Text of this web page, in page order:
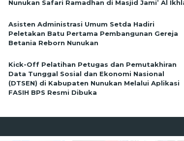
Nunukan Safari Ramadhan di Masjid Jami’ Al
Asisten Administrasi Umum Setda Hadiri
Peletakan Batu Pertama Pembangunan Gereja
Betania Reborn Nunukan
Kick-Off Pelatihan Petugas dan Pemutakhiran
Data Tunggal Sosial dan Ekonomi Nasional
(DTSEN) di Kabupaten Nunukan Melalui Aplikasi
FASIH BPS Resmi Dibuka